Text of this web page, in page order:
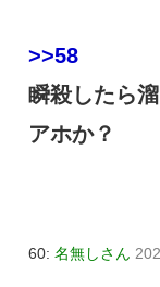
>>58
瞬殺したら
アホか？
60: 名無しさん